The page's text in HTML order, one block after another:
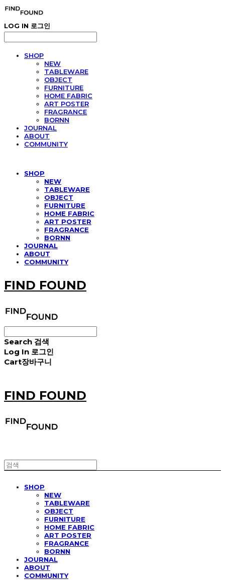
LOG IN 로그인
SHOP
NEW
TABLEWARE
OBJECT
FURNITURE
HOME FABRIC
ART POSTER
FRAGRANCE
BORNN
JOURNAL
ABOUT
COMMUNITY
SHOP
NEW
TABLEWARE
OBJECT
FURNITURE
HOME FABRIC
ART POSTER
FRAGRANCE
BORNN
JOURNAL
ABOUT
COMMUNITY
FIND FOUND
Search 검색
Log In 로그인
Cart장바구니
FIND FOUND
SHOP
NEW
TABLEWARE
OBJECT
FURNITURE
HOME FABRIC
ART POSTER
FRAGRANCE
BORNN
JOURNAL
ABOUT
COMMUNITY